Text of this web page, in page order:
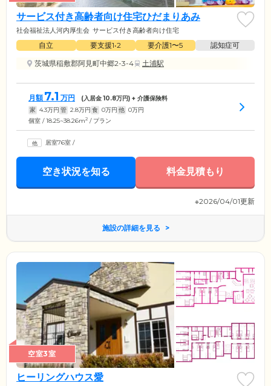
サービス付き高齢者向け住宅ひだまりあみ
社会福祉法人河内厚生会 サービス付き高齢者向け住宅
自立 要支援1•2 要介護1〜5
認知症可
茨城県稲敷郡阿見町中郷2-3-4
土浦駅
月額 7.1 万円 (入居金10.8万円) + 介護保険料
家 4.3万円 管 2.8万円 食 0万円 他 0万円
個室 / 18.25~38.26m2 / プラン
居室76室 /
空き状況を知る 料金見積もり
※2026/04/01更新
施設の詳細を見る
空室3室
ヒーリングハウス愛